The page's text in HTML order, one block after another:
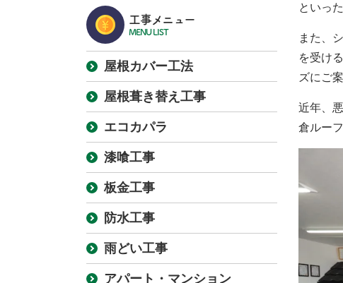
といっ
また、
を受け
ズにご
近年、
倉ルー
工事メニュー
MENU LIST
屋根カバー工法
屋根葺き替え工事
エコカパラ
漆喰工事
板金工事
防水工事
雨どい工事
アパート・マンション